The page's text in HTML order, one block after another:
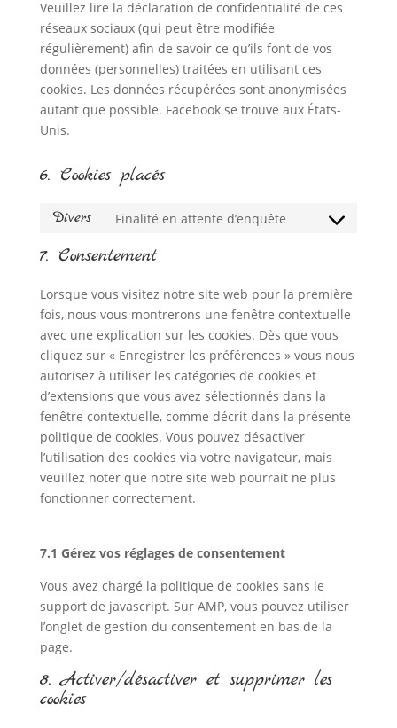
Veuillez lire la déclaration de confidentialité de ces
réseaux sociaux (qui peut être modifiée
régulièrement) afin de savoir ce qu’ils font de vos
données (personnelles) traitées en utilisant ces
cookies. Les données récupérées sont anonymisées
autant que possible. Facebook se trouve aux États-
Unis.
6. Cookies placés
Divers Finalité en attente d’enquête
Consent
divers
7. Consentement
Lorsque vous visitez notre site web pour la première
fois, nous vous montrerons une fenêtre contextuelle
avec une explication sur les cookies. Dès que vous
cliquez sur « Enregistrer les préférences » vous nous
autorisez à utiliser les catégories de cookies et
d’extensions que vous avez sélectionnés dans la
fenêtre contextuelle, comme décrit dans la présente
politique de cookies. Vous pouvez désactiver
l’utilisation des cookies via votre navigateur, mais
veuillez noter que notre site web pourrait ne plus
fonctionner correctement.
7.1 Gérez vos réglages de consentement
Vous avez chargé la politique de cookies sans le
support de javascript. Sur AMP, vous pouvez utiliser
l’onglet de gestion du consentement en bas de la
page.
8. Activer/désactiver et supprimer les
cookies